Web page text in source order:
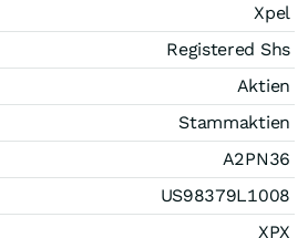
Xpel
Registered Shs
Aktien
Stammaktien
A2PN36
US98379L1008
XPX